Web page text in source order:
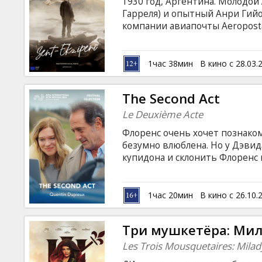
Гарреля) и опытный Анри
компании авиапочты
небо, чтобы доставить
важнее жизни!» - таков девиз
Генри, опытный пилот,
данной горной системе
субтитрами на латышском и
1час 38мин В кино с
The Second Act
Le Deuxième Acte
Флоренс очень хочет
безумно влюблена. Но у
купидона и склонить Флоренс
героями фильма. Поэтому,
выяснять свои отношения в
акт». Все, что вы слышали о
абсурдисте европейского
1час 20мин В кино с
Три мушкетёра:
Les Trois Mousquetaires: